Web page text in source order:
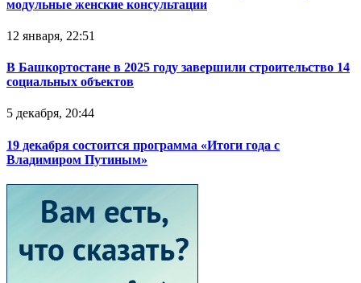
модульные женские консультации
12 января, 22:51
В Башкортостане в 2025 году завершили строительство 14
социальных объектов
5 декабря, 20:44
19 декабря состоится программа «Итоги года с
Владимиром Путиным»